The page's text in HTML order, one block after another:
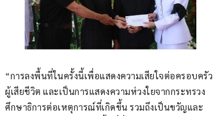
“การลงพื้นที่ในครั้งนี้เพื่อแสดงความเสียใจต่อครอบครัว
ผู้เสียชีวิต และเป็นการแสดงความห่วงใยจากกระทรวง
ศึกษาธิการต่อเหตุการณ์ที่เกิดขึ้น รวมถึงเป็นขวัญและ